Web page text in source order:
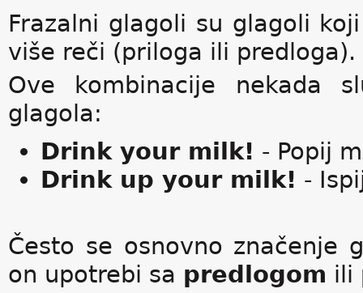
Frazalni glagoli su glagoli
više reči (priloga ili predloga).
Ove kombinacije nekada
glagola:
Drink your milk! - Popij
Drink up your milk! -
Često se osnovno značenje
on upotrebi sa predlogom ili